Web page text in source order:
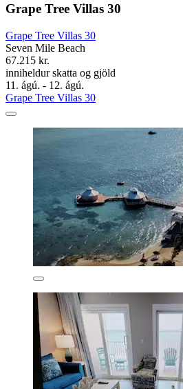
Grape Tree Villas 30
Grape Tree Villas 30
Seven Mile Beach
67.215 kr.
inniheldur skatta og gjöld
11. ágú. - 12. ágú.
Grape Tree Villas 30